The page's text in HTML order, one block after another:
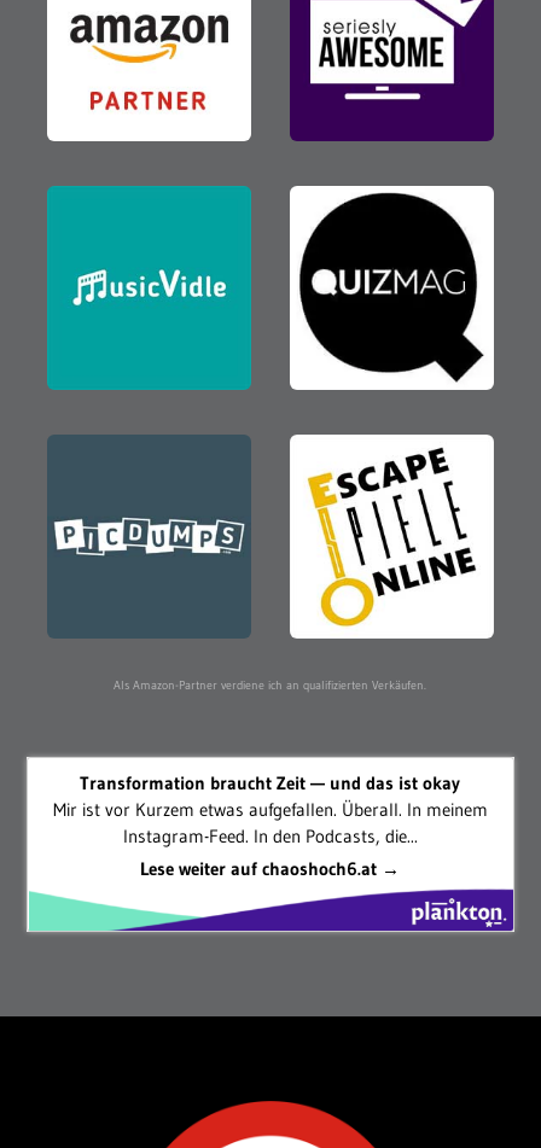
Als Amazon-Partner verdiene ich an qualifizierten Verkäufen.
Transformation braucht Zeit — und das ist okay
Mir ist vor Kurzem etwas aufgefallen. Überall. In meinem
Instagram-Feed. In den Podcasts, die...
Lese weiter auf chaoshoch6.at →